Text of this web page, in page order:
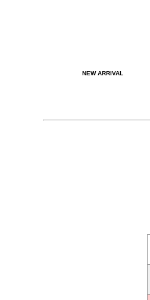
NEW ARRIVAL